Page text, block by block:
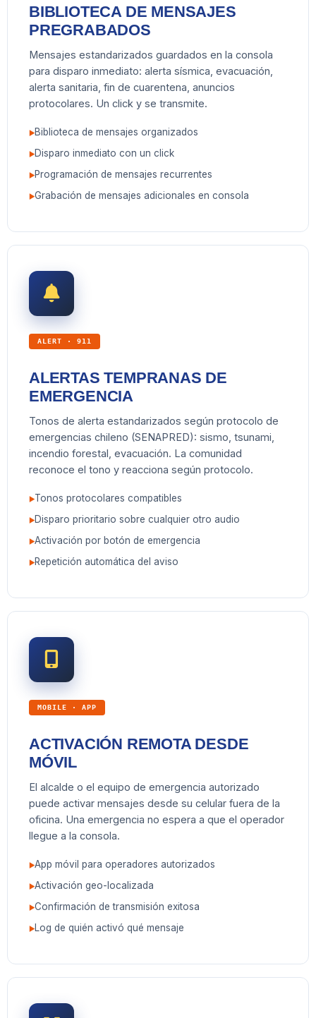
BIBLIOTECA DE MENSAJES
PREGRABADOS
Mensajes estandarizados guardados en la consola
para disparo inmediato: alerta sísmica, evacuación,
alerta sanitaria, fin de cuarentena, anuncios
protocolares. Un click y se transmite.
Biblioteca de mensajes organizados
Disparo inmediato con un click
Programación de mensajes recurrentes
Grabación de mensajes adicionales en consola
ALERT · 911
ALERTAS TEMPRANAS DE
EMERGENCIA
Tonos de alerta estandarizados según protocolo de
emergencias chileno (SENAPRED): sismo, tsunami,
incendio forestal, evacuación. La comunidad
reconoce el tono y reacciona según protocolo.
Tonos protocolares compatibles
Disparo prioritario sobre cualquier otro audio
Activación por botón de emergencia
Repetición automática del aviso
MOBILE · APP
ACTIVACIÓN REMOTA DESDE
MÓVIL
El alcalde o el equipo de emergencia autorizado
puede activar mensajes desde su celular fuera de la
oficina. Una emergencia no espera a que el operador
llegue a la consola.
App móvil para operadores autorizados
Activación geo-localizada
Confirmación de transmisión exitosa
Log de quién activó qué mensaje